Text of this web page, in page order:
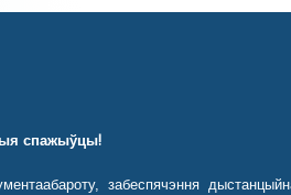
спажыўцы!
забеспячэння